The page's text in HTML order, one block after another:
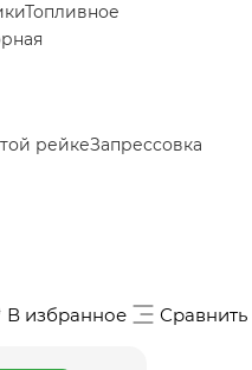
Топливное
рейкеЗапрессовка
В избранное Сравнить